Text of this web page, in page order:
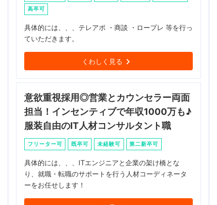
高卒可
具体的には、、、テレアポ ・商談 ・ロープレ 等を行っ
ていただきます。
くわしく見る
意欲重視採用◎営業とカウンセラー両面
担当！インセンティブで年収1000万も♪
服装自由のIT人材コンサルタント職
フリーター可 既卒可 未経験可 第二新卒可
具体的には、、、ITエンジニアと企業の架け橋とな
り、就職・転職のサポートを行う人材コーディネータ
ーをお任せします！